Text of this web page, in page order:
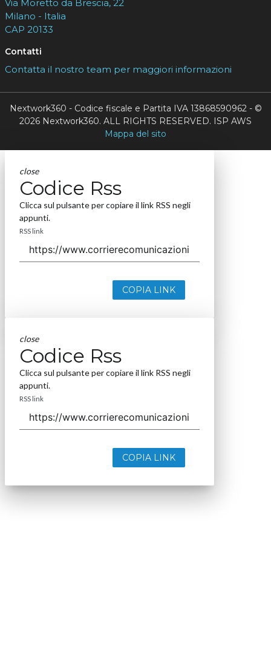
Via Moretto da Brescia, 22
Milano - Italia
CAP 20133
Contatti
Contatta il nostro team per maggiori informazioni
Nextwork360 - Codice fiscale e Partita IVA 13868590962 - ©
2026 Nextwork360. ALL RIGHTS RESERVED. ISP AWS
Mappa del sito
close
Codice Rss
Clicca sul pulsante per copiare il link RSS negli
appunti.
RSS link
COPIA LINK
close
Codice Rss
Clicca sul pulsante per copiare il link RSS negli
appunti.
RSS link
COPIA LINK